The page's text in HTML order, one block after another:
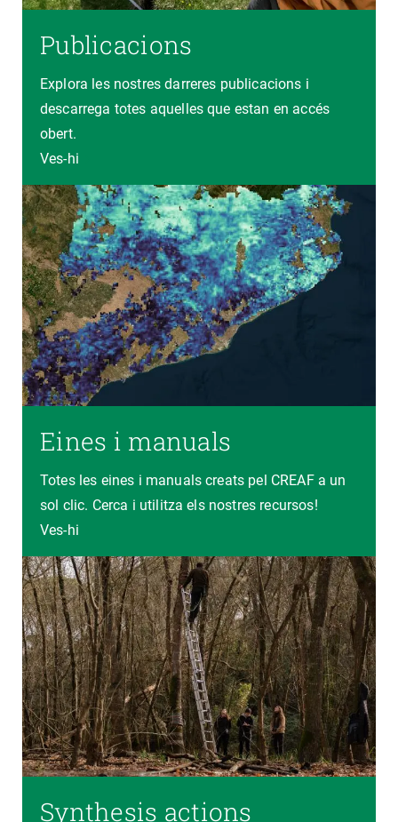
Publicacions
Explora les nostres darreres publicacions i
descarrega totes aquelles que estan en accés
obert.
Ves-hi
Eines i manuals
Totes les eines i manuals creats pel CREAF a un
sol clic. Cerca i utilitza els nostres recursos!
Ves-hi
Synthesis actions